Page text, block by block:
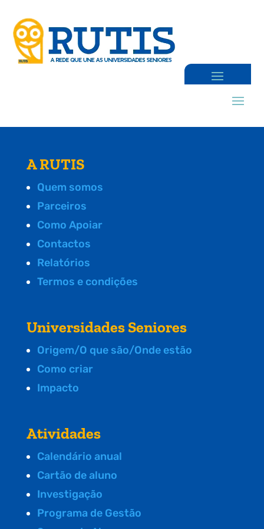
A RUTIS
Quem somos
Parceiros
Como Apoiar
Contactos
Relatórios
Termos e condições
Universidades Seniores
Origem/O que são/Onde estão
Como criar
Impacto
Atividades
Calendário anual
Cartão de aluno
Investigação
Programa de Gestão